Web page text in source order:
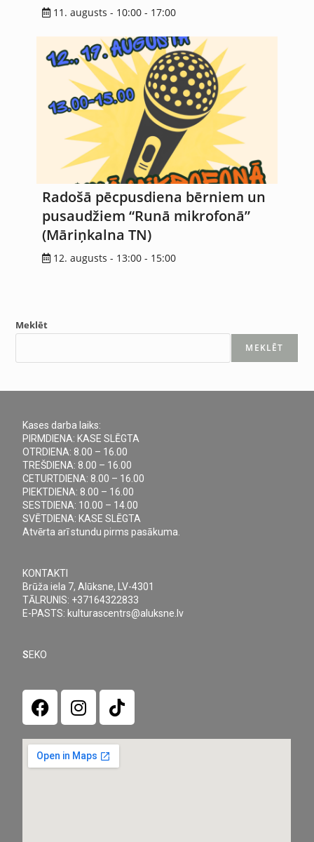
11. augusts - 10:00 - 17:00
Radošā pēcpusdiena bērniem un
pusaudžiem “Runā mikrofonā”
(Māriņkalna TN)
12. augusts - 13:00 - 15:00
Meklēt
MEKLĒT
Kases darba laiks:
PIRMDIENA: KASE SLĒGTA
OTRDIENA: 8.00 – 16.00
TREŠDIENA: 8.00 – 16.00
CETURTDIENA: 8.00 – 16.00
PIEKTDIENA: 8.00 – 16.00
SESTDIENA: 10.00 – 14.00
SVĒTDIENA: KASE SLĒGTA
Atvērta arī stundu pirms pasākuma.
KONTAKTI
Brūža iela 7, Alūksne, LV-4301
TĀLRUNIS: +37164322833
E-PASTS: kulturascentrs@aluksne.lv
SEKO